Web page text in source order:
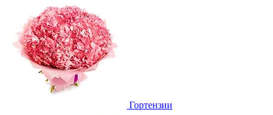
Гортензии